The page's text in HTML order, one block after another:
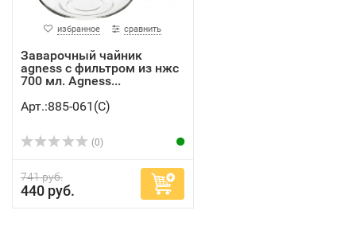
избранное сравнить
Заварочный чайник
agness с фильтром из нжс
700 мл. Agness...
Арт.:885-061(C)
(0)
741 руб.
440 руб.